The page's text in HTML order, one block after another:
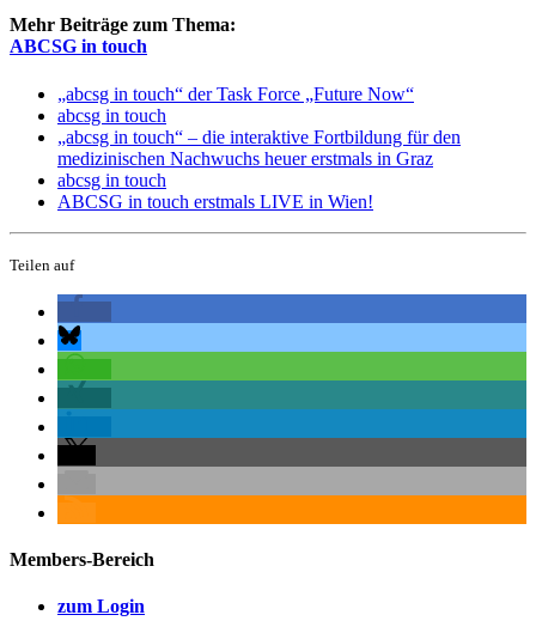
Mehr Beiträge zum Thema:
ABCSG in touch
„abcsg in touch“ der Task Force „Future Now“
abcsg in touch
„abcsg in touch“ – die interaktive Fortbildung für den
medizinischen Nachwuchs heuer erstmals in Graz
abcsg in touch
ABCSG in touch erstmals LIVE in Wien!
Teilen auf
Members-Bereich
zum Login